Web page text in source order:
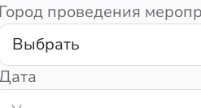
Город проведения
Выбрать